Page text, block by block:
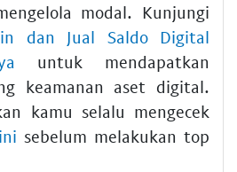
modal. Kunjungi
dan Jual Saldo Digital
untuk mendapatkan
keamanan aset digital.
kamu selalu mengecek
sebelum melakukan top